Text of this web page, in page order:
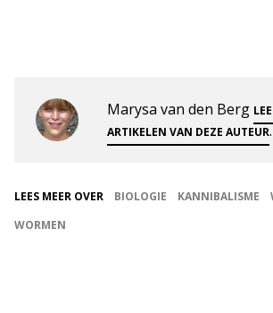
Marysa van den Berg
ARTIKELEN VAN DEZE AUTEUR.
LEES MEER OVER BIOLOGIE KANNIBALISME
WORMEN